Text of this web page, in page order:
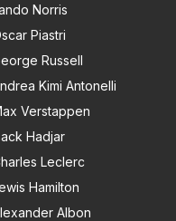
Norris
Piastri
Russell
Kimi Antonelli
Verstappen
Hadjar
Leclerc
Hamilton
Albon